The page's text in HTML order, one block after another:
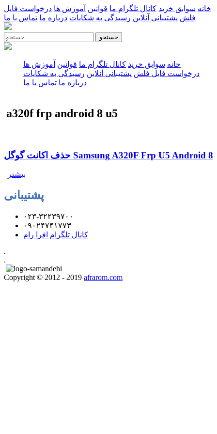
خانه سوابق خرید کانال تلگرام ما قوانین آموزش ها درخواست فایل
فلش پشتیبانی آنلاین رسیدگی به شکایات درباره ما تماس با ما
جستجو
خانه سوابق خرید کانال تلگرام ما قوانین آموزش ها
درخواست فایل فلش پشتیبانی آنلاین رسیدگی به شکایات
درباره ما تماس با ما
a320f frp android 8 u5
حذف اکانت گوگل Samsung A320F Frp U5 Android 8
بیشتر
پشتیبانی
۰۲۳-۳۲۲۳۹۷۰۰
۰۹۰۲۴۷۴۱۷۷۳
کانال تلگرام افرا رام
.
.
Copyright © 2012 - 2019 afrarom.com